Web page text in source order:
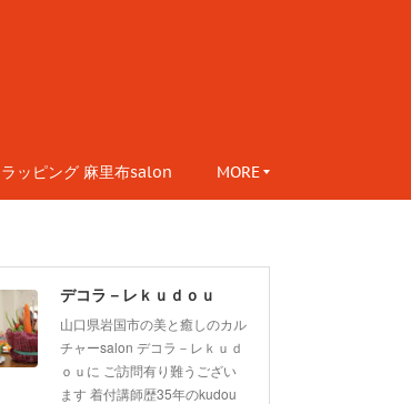
ラッピング 麻里布salon MORE
デコラ－レｋｕｄｏｕ
山口県岩国市の美と癒しのカル
チャーsalon デコラ－レｋｕｄ
ｏｕに ご訪問有り難うござい
ます 着付講師歴35年のkudou